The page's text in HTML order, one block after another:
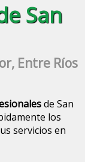
San
Entre Ríos
de San
los
servicios en